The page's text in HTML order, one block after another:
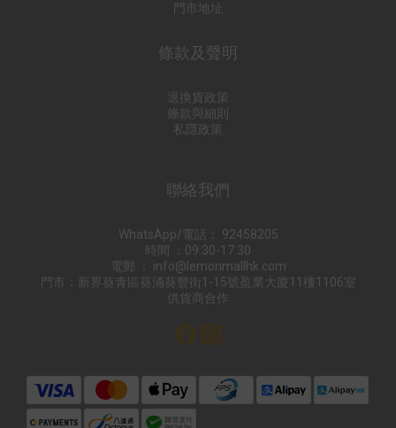
門市地址
條款及聲明
退換貨政策
條款與細則
私隱政策
聯絡我們
WhatsApp/電話： 92458205
時間 ：09:30-17:30
電郵 ： info@lemonmallhk.com
門市：新界葵青區葵涌葵豐街1-15號盈業大廈11樓1106室
供貨商合作